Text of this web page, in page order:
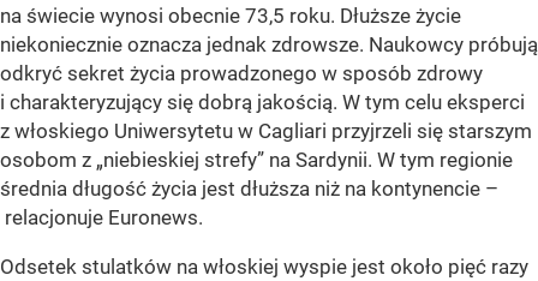
na świecie wynosi obecnie 73,5 roku. Dłuższe życie
niekoniecznie oznacza jednak zdrowsze. Naukowcy próbują
odkryć sekret życia prowadzonego w sposób zdrowy
i charakteryzujący się dobrą jakością. W tym celu eksperci
z włoskiego Uniwersytetu w Cagliari przyjrzeli się starszym
osobom z „niebieskiej strefy” na Sardynii. W tym regionie
średnia długość życia jest dłuższa niż na kontynencie –
relacjonuje Euronews.
Odsetek stulatków na włoskiej wyspie jest około pięć razy